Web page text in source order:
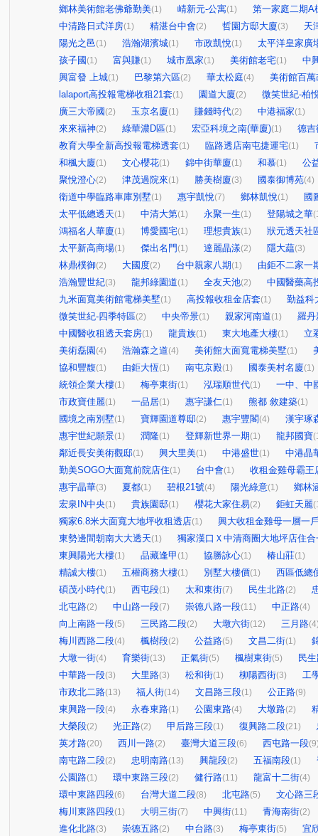
鄉林美術館老佛爺勤美(1) 崝新元-公寓(1)
第一家庭二期A
中清路日式洋房(1) 精湛台中會(2) 哲園方邸大廈(3)
天
陽光之邑(1) 浩瀚湖濱城(1) 市政凱悅(1)
太平洋皇家廣
孩子國 (1) 富與賺(1) 城市凰家(1) 美術館老宅(1)
中
興富發 上城(1) 巴黎第六區(2) 華太松庭(4)
美術館百
lalaport高投報電梯收租21套(1) 園道大廈(2)
微笑世紀-柏
廣三大帝國 (2) 玉京名廈(1) 賺錢時代(2) 中港福家(1)
來來福神(2) 綠華濃D區(1) 宏亞科境之南(華廈)(1)
德吉
教育大學全新高投報電梯透套(1) 臨路透店南屯捷運宅(1)
和楓大廈(1) 文心櫻花(1) 錦中街華廈(1) 和慕(1)
公
聚悅澄心(2) 津茂過院來(1) 勝美樹廈(3) 國泰御博苑(4)
衛道中學臨路車庫別墅(1) 惠宇凱悅(7) 鄉林凱悅(1)
國
太平低總透天(1) 中清大第(1) 永聚一生(1) 登陽城之華
鴻福名人華廈(1) 博愛國宅(1) 理想貴族(1)
狀元透天社
太平新高商場(1) 傑出名門 (1) 達麗晶漾(2) 隱大藴(3)
林鼎樸御(2) 大國度(2) 台中親家八期(1)
由鉅不二家一
浩瀚豐世紀(3) 龍邦綠園道(1) 全友天池(2)
中國醫藥高
九米面寬美術館電梯美墅(1) 高投報收租金店套(1)
勤益科
微笑世紀-四季特區(2) 中央帝景(1) 親家河南道(1)
羅丹
中國醫收租透天套房(1) 龍貴族(1) 東大地產大樓(1)
立
美術磊園 (4) 浩瀚森之道(4) 美術館大面寬電梯美墅(1)
協和豐馥(1) 由鉅大恆(1) 南屯京殿(1) 國泰美村名廈(1)
統領企業大樓(1) 梅亭東街(1) 泓瑞順世代(1)
一中、中
市政寶佳麗(1) 一品居(1) 惠宇謙仁(1) 熊都 敘建築(1)
國境之南別墅(1) 寶輝園道尊邸(2) 惠宇豐閣(4)
漢宇琢
惠宇世紀願景(1) 潤隆(1) 登輝新世界一期(1) 龍邦國寶
鄰近長安美術觀邸(1) 興大里美(1) 中港盛世(1)
中港晶
勤美SOGO大面寬前院店住(1) 台中會(1)
收租金雞母霸王
惠宇晶華(3) 夏都(1) 碧根21號(4) 陽光綠意(1)
鄉林
宏泉IN中央(1) 貴族園邸(1) 櫻花大家住易(2) 鉅虹天麗
獨家6.8米大面寬大地坪收租透店(1)
興大收租金雞母一層一
東勢邊間朝南大大透天(1)
獨家漢口Ｘ中清商圈大地坪店住合
東興陽光大樓(1) 品藏逢甲 (1) 協勝詠心(1) 椿山莊(1)
精誠大樓(1) 五權商務大樓(1) 別墅大樓價(1)
西區低總
碩茂小時代(1) 西屯段(1) 太和東街(7) 民生北路(2)
北屯路(2) 中山路一段(7) 崇德八路一段(11) 中正路(4)
向上南路一段(5) 三民路二段(2) 大墩六街(12) 三月路
梅川西路二段(4) 楓樹段(2) 公益路(5) 文昌二街(1)
大墩一街(4) 育樂街(13) 正氣街(5) 楓樹東街(5)
民
中華路一段(3) 大里路(3) 松和街(1) 柳陽西街(3)
工
市政北二路(13) 福人街(14) 文昌路三段(1) 公正路(9)
東興路一段(4) 永春東路(1) 公園東路(4) 大墩路(2)
大榮段(2) 光正路(2) 甲后路三段(1) 復興路二段(21)
英才路(20) 西川一路(2) 臺灣大道三段(6) 西屯路一段
南屯路二段(2) 忠明南路(13) 興龍段(2) 五福南段(1)
公園路(1) 環中東路三段(2) 健行路(11) 龍富十二街(4)
環中東路四段(6) 台灣大道二段(8) 北屯路(5)
文心路三
梅川東路四段(1) 大明三街(7) 中興街(11) 青海南街(2)
進化北路(3) 崇德五路(2) 中台路(3) 梅亭東街(5)
宜